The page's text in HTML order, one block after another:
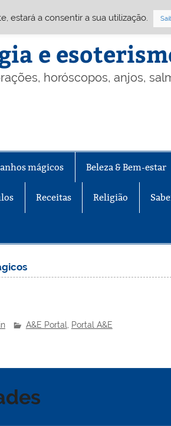
e
horóscopos, anjos,
mágicos Beleza & Bem-estar
Receitas Religião
A&E Portal Portal A&E
estará a consentir a sua utilização.